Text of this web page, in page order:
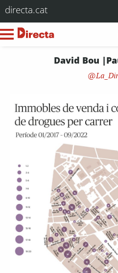
directa.cat
David Bou